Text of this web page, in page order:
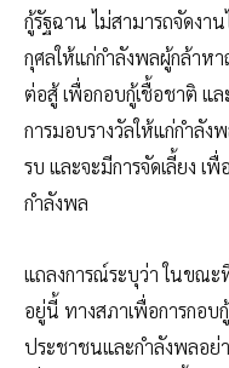
กู้รัฐฉาน ไม่สามารถจัดง
กุศลให้แก่กำลังพลผู้กล้าหา
ต่อสู้ เพื่อกอบกู้เชื้อชาติ แล
การมอบรางวัลให้แก่กำลัง
รบ และจะมีการจัดเลี้ยง เ
กำลังพล
แถลงการณ์ระบุว่า ในขณะ
อยู่นี้ ทางสภาเพื่อการกอบ
ประชาชนและกำลังพลอย่